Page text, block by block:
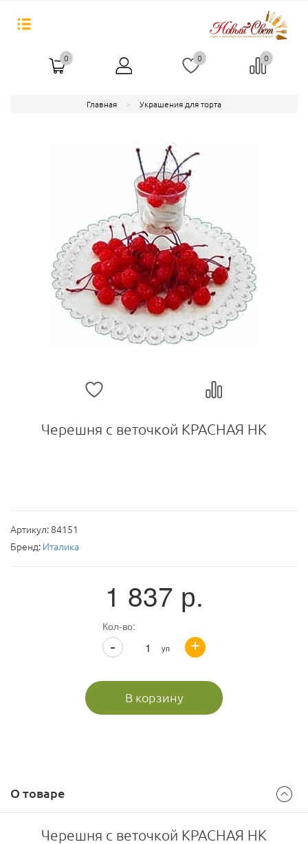
0 0 0
Главная Украшения для торта
Черешня с веточкой КРАСНАЯ НК
Артикул: 84151
Бренд: Италика
1 837 р.
Кол-во:
уп +
-
В корзину
О товаре
Черешня с веточкой КРАСНАЯ НК